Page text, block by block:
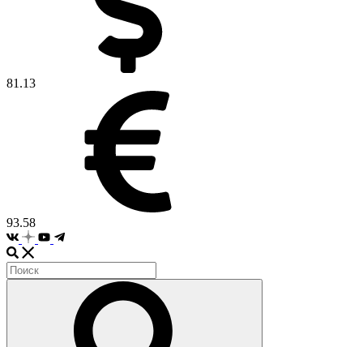
81.13
93.58